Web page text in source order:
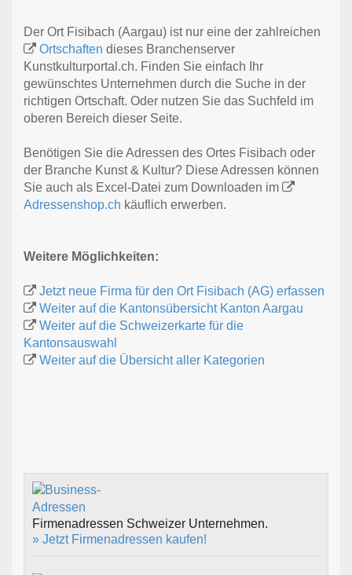
Der Ort Fisibach (Aargau) ist nur eine der zahlreichen
Ortschaften dieses Branchenserver
Kunstkulturportal.ch. Finden Sie einfach Ihr
gewünschtes Unternehmen durch die Suche in der
richtigen Ortschaft. Oder nutzen Sie das Suchfeld im
oberen Bereich dieser Seite.
Benötigen Sie die Adressen des Ortes Fisibach oder
der Branche Kunst & Kultur? Diese Adressen können
Sie auch als Excel-Datei zum Downloaden im
Adressenshop.ch käuflich erwerben.
Weitere Möglichkeiten:
Jetzt neue Firma für den Ort Fisibach (AG) erfassen
Weiter auf die Kantonsübersicht Kanton Aargau
Weiter auf die Schweizerkarte für die
Kantonsauswahl
Weiter auf die Übersicht aller Kategorien
Firmenadressen Schweizer Unternehmen.
» Jetzt Firmenadressen kaufen!